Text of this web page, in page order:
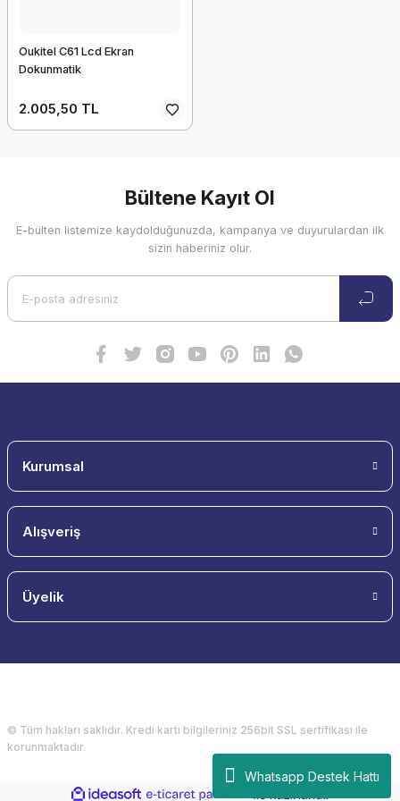
Whatsapp Destek Hattı
Oukitel C61 Lcd Ekran
Dokunmatik
2.005,50 TL
Bültene Kayıt Ol
E-bülten listemize kaydolduğunuzda, kampanya ve duyurulardan ilk
sizin haberiniz olur.
Kurumsal
Alışveriş
Üyelik
© Tüm hakları saklıdır. Kredi kartı bilgileriniz 256bit SSL sertifikası ile
korunmaktadır.
ideasoft